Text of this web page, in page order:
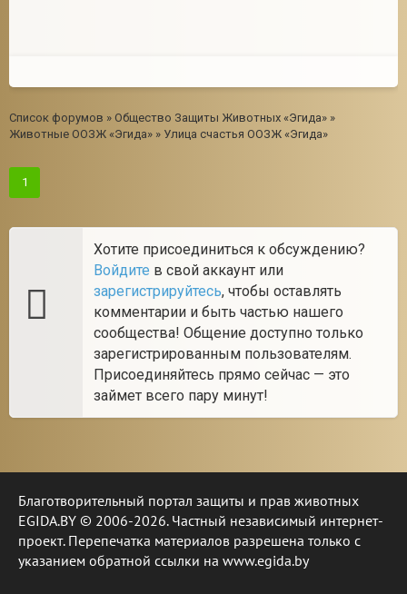
Список форумов » Общество Защиты Животных «Эгида» »
Животные ООЗЖ «Эгида» » Улица счастья ООЗЖ «Эгида»
1
Хотите присоединиться к обсуждению?
Войдите в свой аккаунт или
зарегистрируйтесь, чтобы оставлять
комментарии и быть частью нашего
сообщества! Общение доступно только
зарегистрированным пользователям.
Присоединяйтесь прямо сейчас — это
займет всего пару минут!
Благотворительный портал защиты и прав животных
EGIDA.BY © 2006-2026. Частный независимый интернет-
проект. Перепечатка материалов разрешена только с
указанием обратной ссылки на www.egida.by